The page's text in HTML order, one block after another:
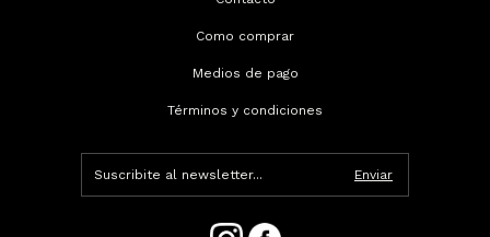
Como comprar
Medios de pago
Términos y condiciones